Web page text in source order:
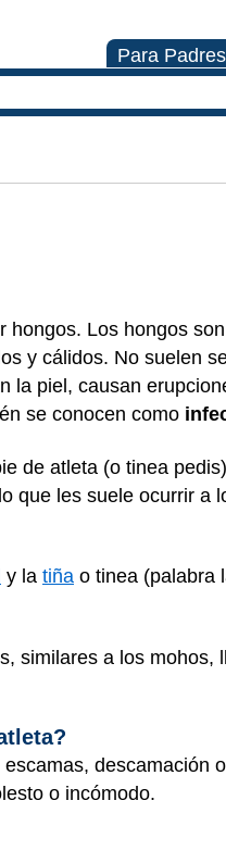
Para Padres
hongos. Los hongos
y cálidos. No suelen
la piel, causan
se conocen como
de atleta (o tinea
que les suele ocurrir a
y la tiña o tinea (palabra
similares a los mohos,
descamación
o incómodo.